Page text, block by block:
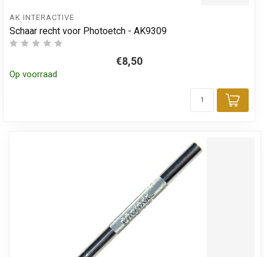
AK INTERACTIVE
Schaar recht voor Photoetch - AK9309
€8,50
Op voorraad